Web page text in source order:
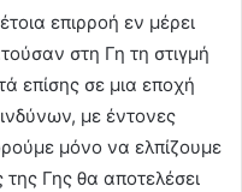
επιρροή εν μέρει
στη Γη τη στιγμή
επίσης σε μια εποχή
με έντονες
μόνο να ελπίζουμε
Γης θα αποτελέσει